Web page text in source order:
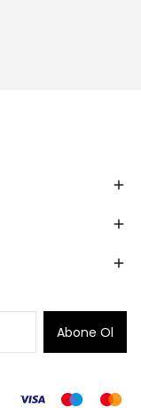
Abone Ol